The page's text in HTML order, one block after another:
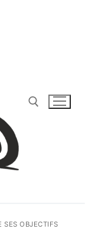
SES OBJECTIFS